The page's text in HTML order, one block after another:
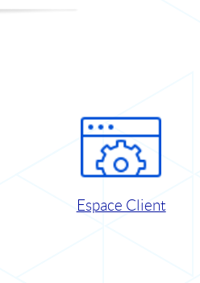
Espace Client